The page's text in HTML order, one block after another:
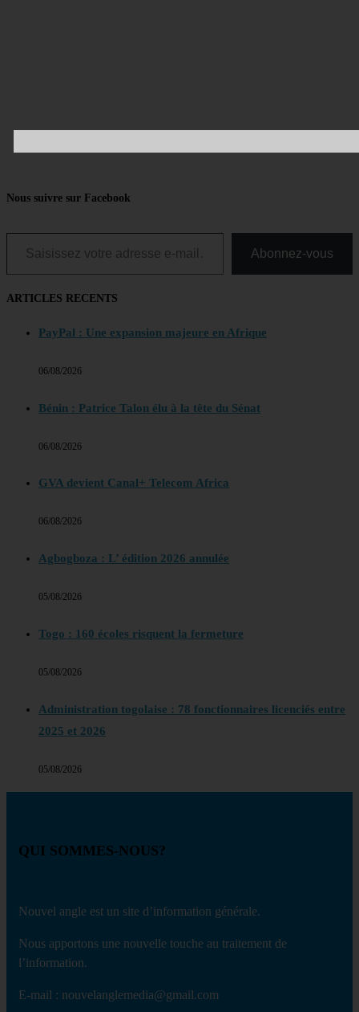
Nous suivre sur Facebook
Abonnez-vous
ARTICLES RECENTS
PayPal : Une expansion majeure en Afrique
06/08/2026
Bénin : Patrice Talon élu à la tête du Sénat
06/08/2026
GVA devient Canal+ Telecom Africa
06/08/2026
Agbogboza : L’ édition 2026 annulée
05/08/2026
Togo : 160 écoles risquent la fermeture
05/08/2026
Administration togolaise : 78 fonctionnaires licenciés entre
2025 et 2026
05/08/2026
QUI SOMMES-NOUS?
Nouvel angle est un site d’information générale.
Nous apportons une nouvelle touche au traitement de
l’information.
E-mail : nouvelanglemedia@gmail.com